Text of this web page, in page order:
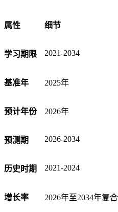
属性 细节
学习期限 2021-2034
基准年 2025年
预计年份 2026年
预测期 2026-2034
历史时期 2021-2024
增长率 2026年至2034年复